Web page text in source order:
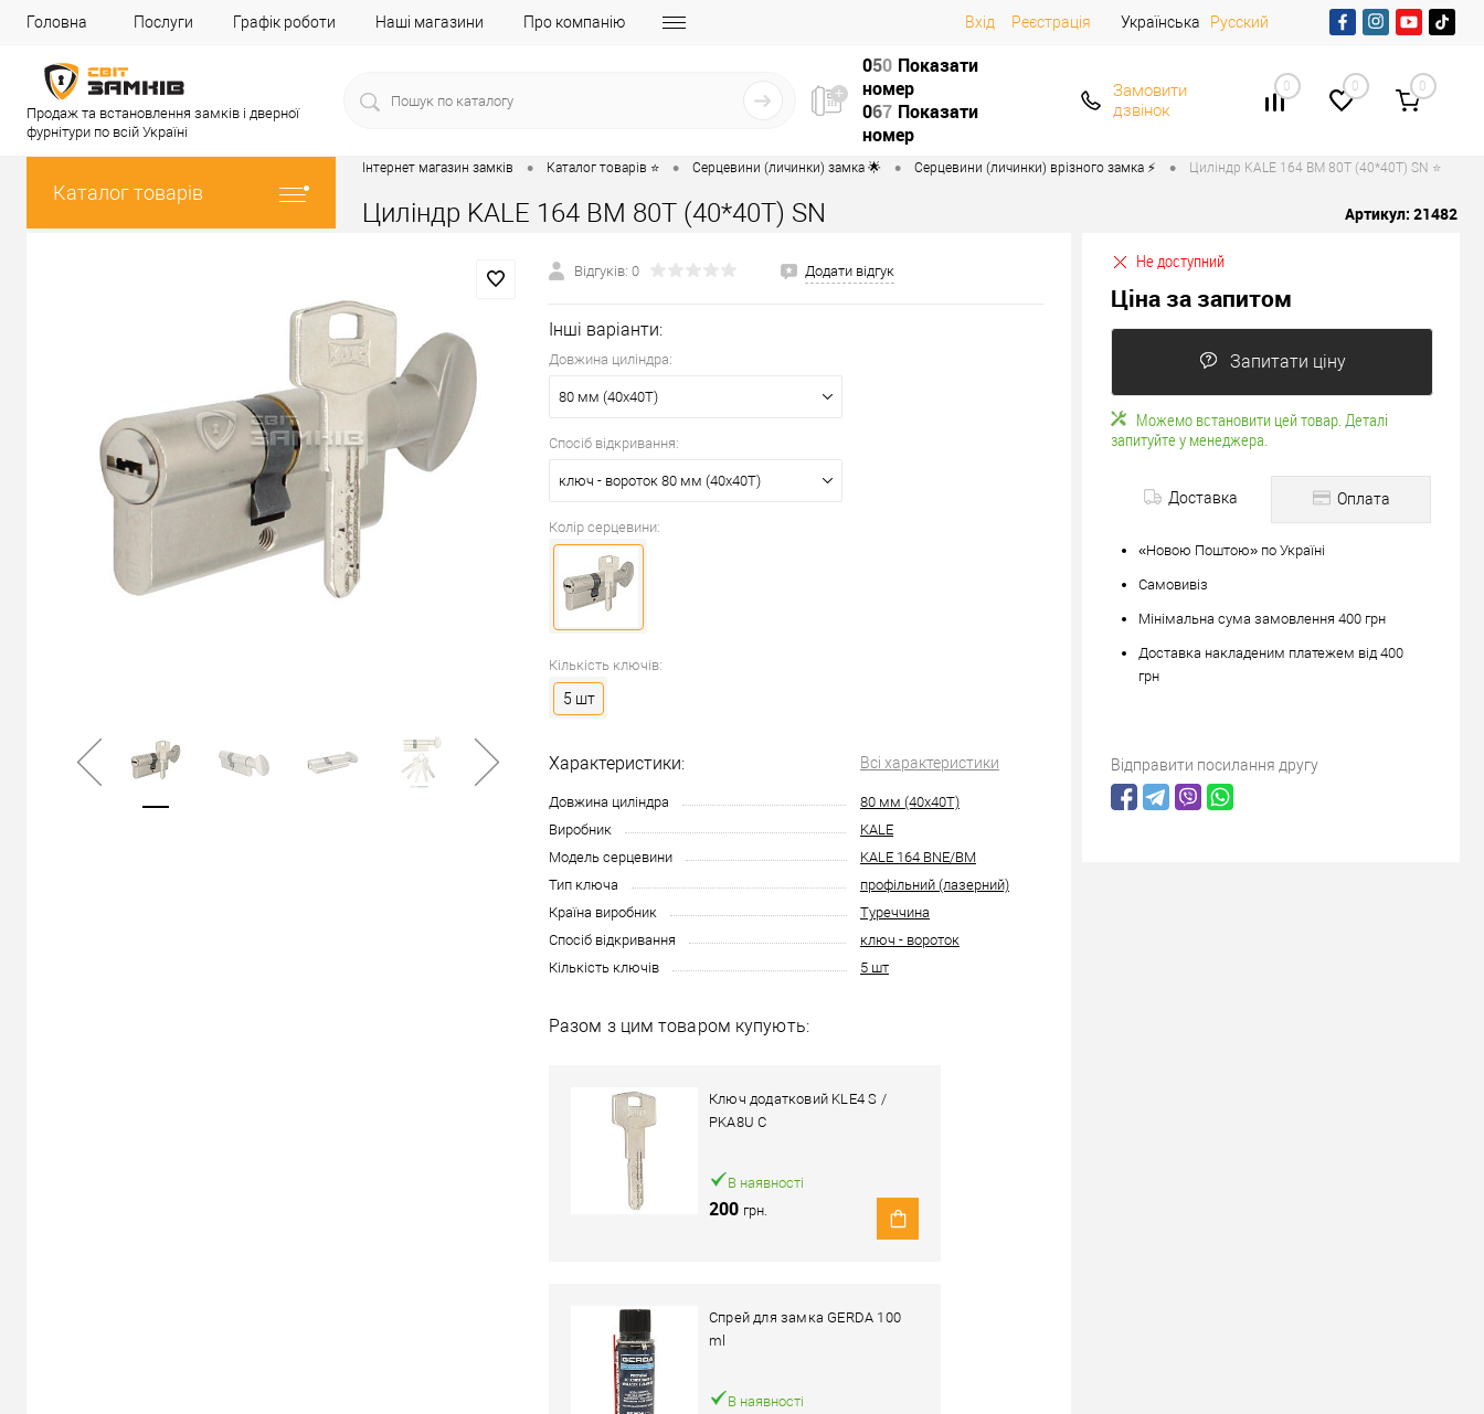
Головна Послуги Графік роботи Наші магазини Про компанію Вхід Реєстрація Українська Русский
Продаж та встановлення замків і дверної
фурнітури по всій Україні
050 Показати
номер
067 Показати
номер
Замовити
дзвінок
0 0 0
Каталог товарів
Інтернет магазин замків • Каталог товарів ⭐ • Серцевини (личинки) замка 🌟 • Серцевини (личинки) врізного замка ⚡️ • Циліндр KALE 164 BM 80T (40*40T) SN ⭐
Циліндр KALE 164 BM 80T (40*40T) SN Артикул: 21482
Відгуків: 0 Додати відгук
Інші варіанти:
Довжина циліндра:
80 мм (40x40T)
Спосіб відкривання:
ключ - вороток 80 мм (40x40T)
Колір серцевини:
Кількість ключів:
5 шт
Характеристики: Всі характеристики
Довжина циліндра
80 мм (40x40T)
Виробник
KALE
Модель серцевини
KALE 164 BNE/BM
Тип ключа
профільний (лазерний)
Країна виробник
Туреччина
Спосіб відкривання
ключ - вороток
Кількість ключів
5 шт
Разом з цим товаром купують:
Ключ додатковий KLE4 S /
PKA8U C
В наявності
200 грн.
Спрей для замка GERDA 100
ml
В наявності
Не доступний
Ціна за запитом
Запитати ціну
Можемо встановити цей товар. Деталі
запитуйте у менеджера.
Доставка Оплата
«Новою Поштою» по Україні
Самовивіз
Мінімальна сума замовлення 400 грн
Доставка накладеним платежем від 400
грн
Відправити посилання другу